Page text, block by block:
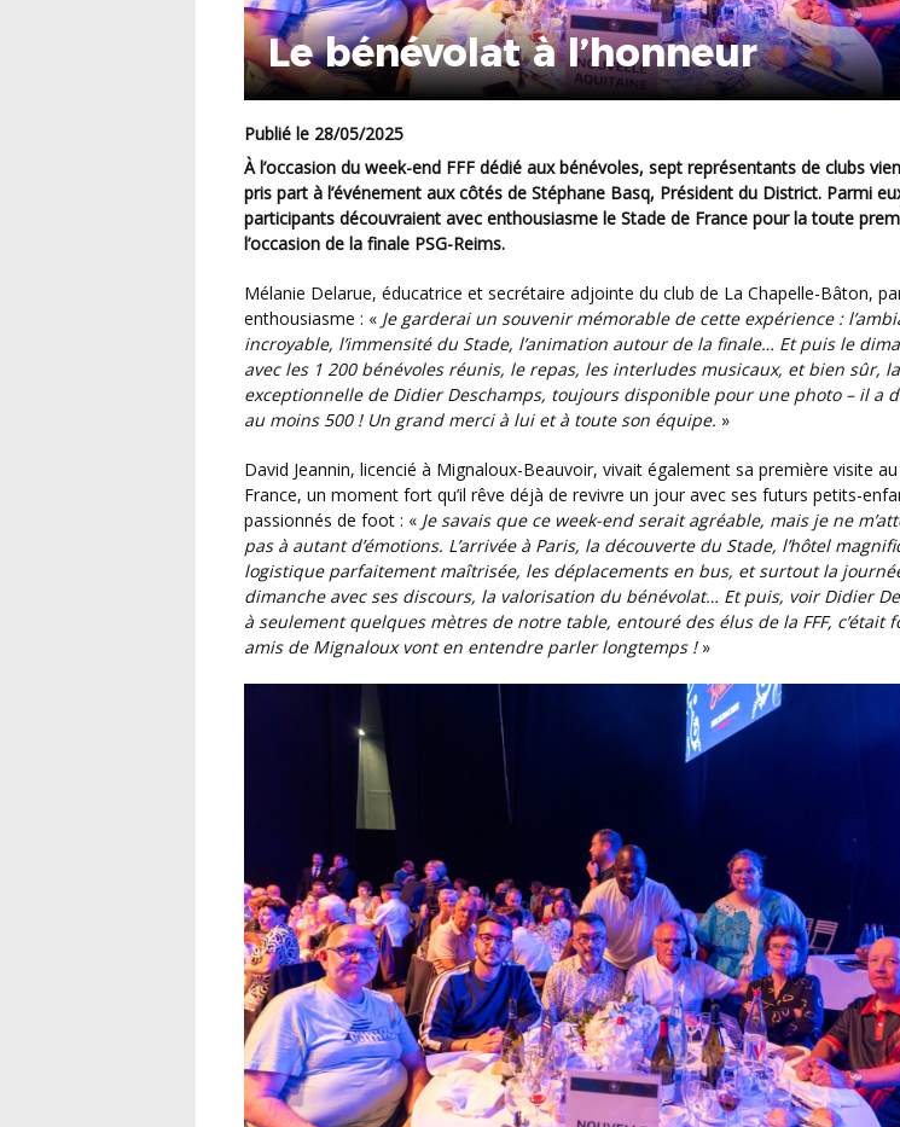
Le bénévolat à l’honneur
Publié le 28/05/2025
À l’occasion du week-end FFF dédié aux bénévoles, sept représentants de clubs viennois ont
pris part à l’événement aux côtés de Stéphane Basq, Président du District. Parmi
participants découvraient avec enthousiasme le Stade de France pour la toute
l’occasion de la finale PSG-Reims.
Mélanie Delarue, éducatrice et secrétaire adjointe du club de La Chapelle-Bâton, partage son
enthousiasme : « Je garderai un souvenir mémorable de cette expérience :
incroyable, l’immensité du Stade, l’animation autour de la finale… Et puis le
avec les 1 200 bénévoles réunis, le repas, les interludes musicaux, et bien sûr,
exceptionnelle de Didier Deschamps, toujours disponible pour une photo – il a
au moins 500 ! Un grand merci à lui et à toute son équipe. »
David Jeannin, licencié à Mignaloux-Beauvoir, vivait également sa première visite au Stade de
France, un moment fort qu’il rêve déjà de revivre un jour avec ses futurs petits-
passionnés de foot : « Je savais que ce week-end serait agréable, mais je ne
pas à autant d’émotions. L’arrivée à Paris, la découverte du Stade, l’hôtel
logistique parfaitement maîtrisée, les déplacements en bus, et surtout la
dimanche avec ses discours, la valorisation du bénévolat… Et puis, voir Didier
à seulement quelques mètres de notre table, entouré des élus de la FFF, c’était
amis de Mignaloux vont en entendre parler longtemps !»